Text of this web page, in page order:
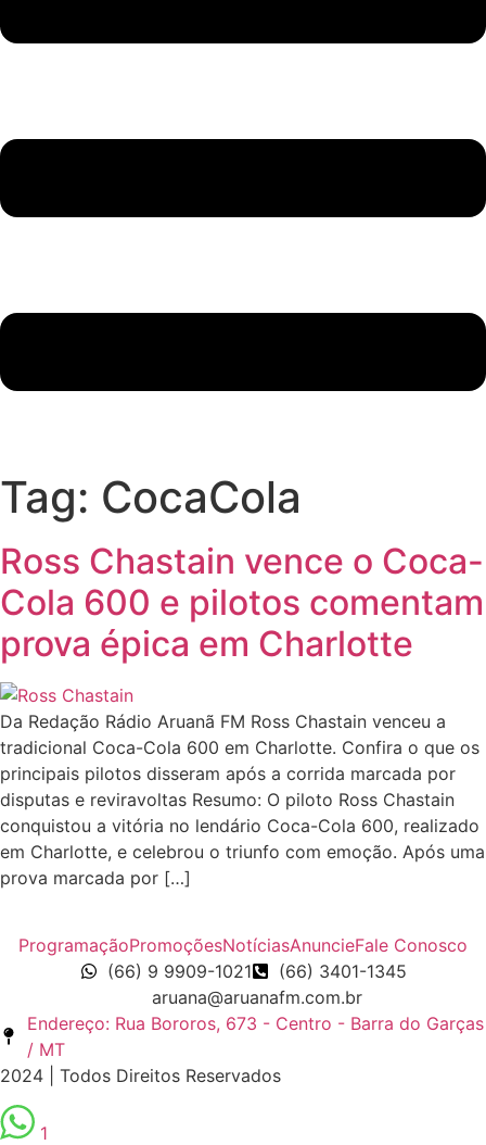
Tag: CocaCola
Ross Chastain vence o Coca-
Cola 600 e pilotos comentam
prova épica em Charlotte
Da Redação Rádio Aruanã FM Ross Chastain venceu a
tradicional Coca-Cola 600 em Charlotte. Confira o que os
principais pilotos disseram após a corrida marcada por
disputas e reviravoltas Resumo: O piloto Ross Chastain
conquistou a vitória no lendário Coca-Cola 600, realizado
em Charlotte, e celebrou o triunfo com emoção. Após uma
prova marcada por […]
ProgramaçãoPromoçõesNotíciasAnuncieFale Conosco
(66) 9 9909-1021
(66) 3401-1345
aruana@aruanafm.com.br
Endereço: Rua Bororos, 673 - Centro - Barra do Garças
/ MT
2024 | Todos Direitos Reservados
1